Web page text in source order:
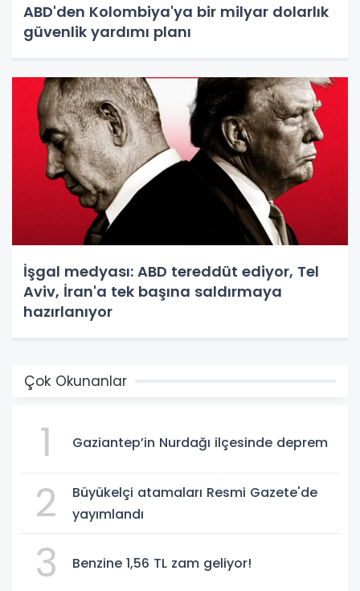
ABD'den Kolombiya'ya bir milyar dolarlık
güvenlik yardımı planı
İşgal medyası: ABD tereddüt ediyor, Tel
Aviv, İran'a tek başına saldırmaya
hazırlanıyor
Çok Okunanlar
1 Gaziantep’in Nurdağı ilçesinde deprem
2
Büyükelçi atamaları Resmi Gazete'de
yayımlandı
3 Benzine 1,56 TL zam geliyor!